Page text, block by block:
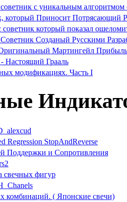
с уникальным
который Приносит Потрясающий
который показал
Созданый Русскими
Мартингейл
Настоящий Грааль
модификациях. Часть I
Regression StopAndReverse
Поддержки и Сопротивления
свечных фигур
комбинаций. ( Японские свечи)